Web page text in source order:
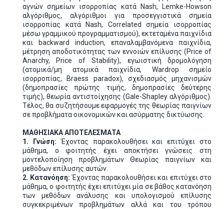
αγνών σημείων ισορροπίας κατά Nash, Lemke-Howson
αλγόριθμος, αλγόριθμοι για προσεγγιστικά σημεία
ισορροπίας κατά Nash, Correlated σημεία ισορροπίας
μέσω γραμμικού προγραμματισμού), εκτεταμένα παιχνίδια
και backward induction, επαναλαμβανόμενα παιχνίδια,
μέτρηση αποδοτικότητας των εννοιών επίλυσης (Price of
Anarchy, Price of Stability), εγωιστική δρομολόγηση
(ατομικά/μη ατομικά παιχνίδια, Wardrop σημείο
ισορροπίας, Braess paradox), σχεδιασμός μηχανισμών
(δημοπρασίες πρώτης τιμής, δημοπρασίες δεύτερης
τιμής), θεωρία αντιστοίχησης (Gale-Shapley αλγόριθμος).
Τέλος, θα συζητήσουμε εφαρμογές της θεωρίας παιγνίων
σε προβλήματα οικονομικών και ασύρματης δικτύωσης.
ΜΑΘΗΣΙΑΚΑ ΑΠΟΤΕΛΕΣΜΑΤΑ
1. Γνώση:Έχοντας παρακολουθήσει και επιτύχει στο
μάθημα, ο φοιτητής έχει αποκτήσει γνώσεις στη
μοντελοποίηση προβλημάτων Θεωρίας παιγνίων και
μεθόδων επίλυσης αυτών.
2. Κατανόηση:Έχοντας παρακολουθήσει και επιτύχει στο
μάθημα, ο φοιτητής έχει επιτύχει μία σε βάθος κατανόηση
των μεθόδων ανάλυσης και υπολογισμού επίλυσης
συγκεκριμένων προβλημάτων αλλά και του τρόπου